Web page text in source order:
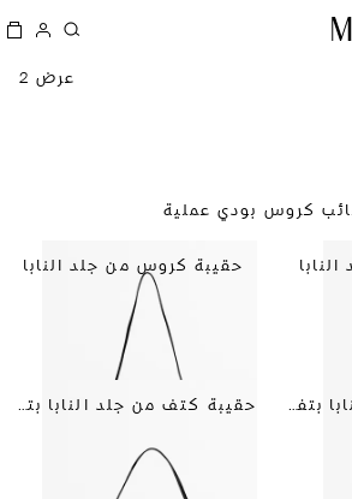
عرض 2
كروس بودي عملية
حقيبة كروس من جلد النابا
حقيبة كتف من جلد النابا بتفاصيل درزات حقيبة كتف من جلد النابا بتفاصيل درزات